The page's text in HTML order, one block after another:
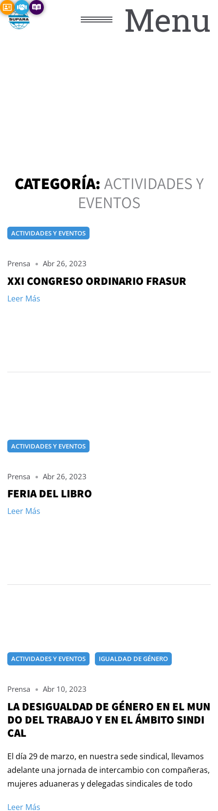
Menu
CATEGORÍA: ACTIVIDADES Y
EVENTOS
ACTIVIDADES Y EVENTOS
Prensa Abr 26, 2023
XXI CONGRESO ORDINARIO FRASUR
Leer Más
ACTIVIDADES Y EVENTOS
Prensa Abr 26, 2023
FERIA DEL LIBRO
Leer Más
ACTIVIDADES Y EVENTOS IGUALDAD DE GÉNERO
Prensa Abr 10, 2023
LA DESIGUALDAD DE GÉNERO EN EL MUN
DO DEL TRABAJO Y EN EL ÁMBITO SINDI
CAL
El día 29 de marzo, en nuestra sede sindical, llevamos
adelante una jornada de intercambio con compañeras,
mujeres aduaneras y delegadas sindicales de todo
Leer Más